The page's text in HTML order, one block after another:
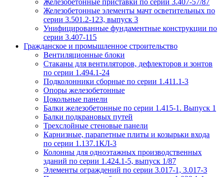
Железобетонные приставки по серии 3.407-57/87
Железобетонные элементы мачт осветительных по
серии 3.501.2-123, выпуск 3
Унифицированные фундаментные конструкции по
серии 3.407-115
Гражданское и промышленное строительство
Вентиляционные блоки
Стаканы для вентиляторов, дефлекторов и зонтов
по серии 1.494.1-24
Подколонники сборные по серии 1.411.1-3
Опоры железобетонные
Цокольные панели
Балки железобетонные по серии 1.415-1. Выпуск 1
Балки подкрановых путей
Трехслойные стеновые панели
Карнизные, парапетные плиты и козырьки входа
по серии 1.137.1КЛ-3
Колонны для одноэтажных производственных
зданий по серии 1.424.1-5, выпуск 1/87
Элементы ограждений по серии 3.017-1, 3.017-3